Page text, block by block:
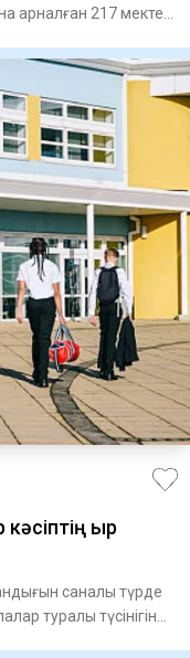
арналған 217 мектеп
қыр
саналы түрде
туралы түсінігін